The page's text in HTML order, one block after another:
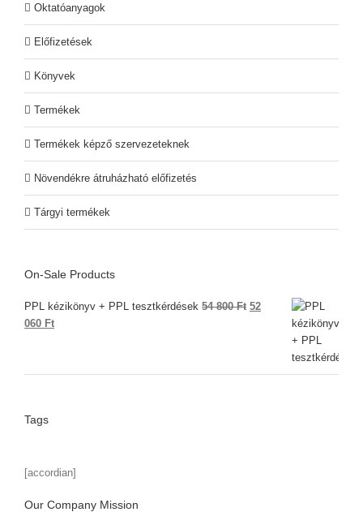
Oktatóanyagok
Előfizetések
Könyvek
Termékek
Termékek képző szervezeteknek
Növendékre átruházható előfizetés
Tárgyi termékek
On-Sale Products
PPL kézikönyv + PPL tesztkérdések 54 800Ft Original
800 Ft.
52
060 FtCurrent
52
Tags
[accordian]
Our Company Mission